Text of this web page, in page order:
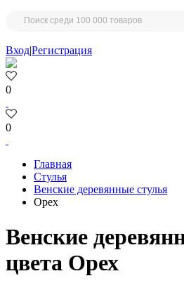
Вход|Регистрация
0
0
Главная
Стулья
Венские деревянные стулья
Орех
Венские
цвета Орех